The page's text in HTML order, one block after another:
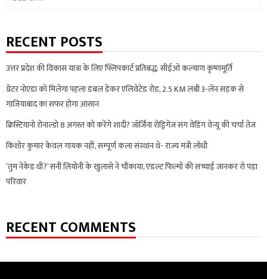
RECENT POSTS
उत्तर प्रदेश की विकास यात्रा के लिए फ्लिपकार्ट प्रतिबद्ध: सीईओ कल्याण कृष्णमूर्ति
ग्रेटर नोएडा को मिलेगा पहला डबल डेकर एलिवेटेड रोड, 2.5 KM लंबी 3-लेन सड़क से
गाजियाबाद का सफर होगा आसान
क्रिस्टियानो रोनाल्डो 8 अगस्त को करेंगे शादी? जॉर्जिना रोड्रिगेज संग वेडिंग वेन्यू की चर्चा तेज
किशोर कुमार केवल गायक नहीं, सम्पूर्ण कला संस्थान थे- राज्य मंत्री लोधी
‘तुम नेकेड थीं?’ सनी लियोनी के खुलासे ने चौंकाया, एडल्ट फिल्मों की सच्चाई जानकर रो पड़ा
परिवार
RECENT COMMENTS